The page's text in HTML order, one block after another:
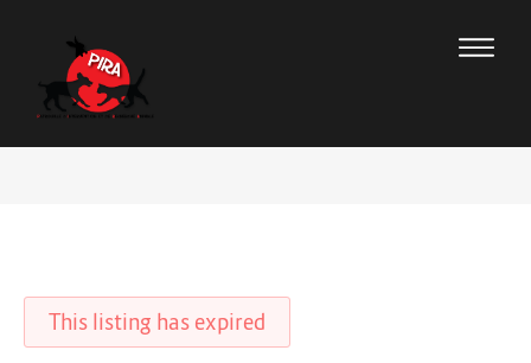
This listing has expired